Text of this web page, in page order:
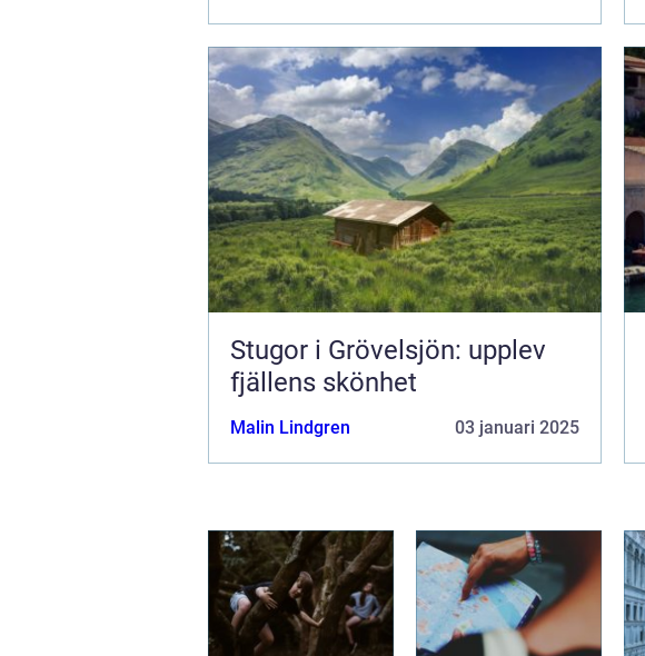
Stugor i Grövelsjön: upplev
fjällens skönhet
Malin Lindgren 03 januari 2025